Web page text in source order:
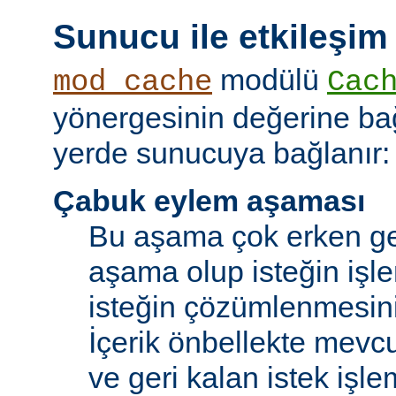
Sunucu ile etkileşim
mod_cache modülü
yönergesinin değerine
yerde sunucuya bağlanır:
Çabuk eylem aşaması
Bu aşama çok erken
aşama olup isteğin
isteğin
İçerik önbellekte
ve geri kalan istek